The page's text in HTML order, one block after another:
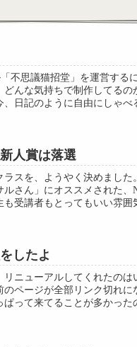
不思議猫招堂」を運営する
んな気持ちで制作してる
日記のように自由にしゃべる
人賞は落選
ラスを、ようやく決めました
ルさん」にオススメされた
受講者もとってもいい雰囲
したよ
ニューアルしてくれたの
ページが全部リンク切れ
ぱって来てることが多かっ